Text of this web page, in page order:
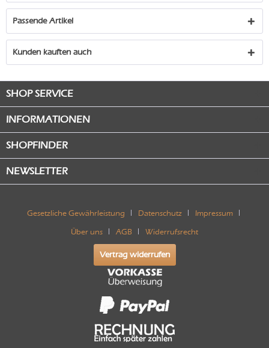
Passende Artikel
Kunden kauften auch
SHOP SERVICE
INFORMATIONEN
SHOPFINDER
NEWSLETTER
Gesetzliche Gewährleistung Datenschutz Impressum
Über uns AGB Widerrufsrecht
Vertrag widerrufen